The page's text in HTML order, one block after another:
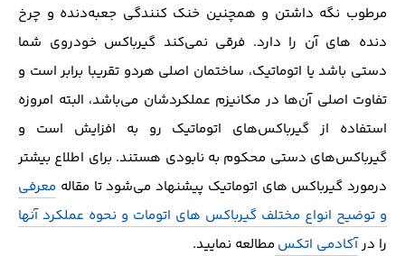
مرطوب نگه داشتن و همچنین خنک کنندگی جعبه‌دنده و چرخ
دنده های آن را دارد. فرقی نمی‌کند گیرباکس خودروی شما
دستی باشد یا اتوماتیک، ساختمان اصلی هردو تقریبا برابر است و
تفاوت اصلی آن‌ها در مکانیزم عملکردشان می‌باشد، البته امروزه
استفاده از گیرباکس‌های اتوماتیک رو به افزایش است و
گیرباکس‌های دستی محکوم به نابودی هستند. برای اطلاع بیشتر
در‌مورد گیرباکس های اتوماتیک پیشنهاد می‌شود تا مقاله معرفی
و توضیح انواع مختلف گیرباکس های اتومات و نحوه عملکرد آنها
را درآکادمی اتکس مطالعه نمایید.